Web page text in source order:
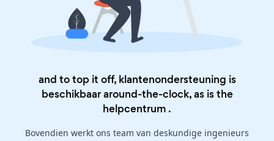
and to top it off, klantenondersteuning is
beschikbaar around-the-clock, as is the
helpcentrum .
Bovendien werkt ons team van deskundige ingenieurs